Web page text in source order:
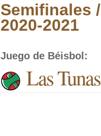
Semifinales
2020-2021
Juego de Béisbol :
Las